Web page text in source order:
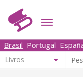
Brasil Portugal